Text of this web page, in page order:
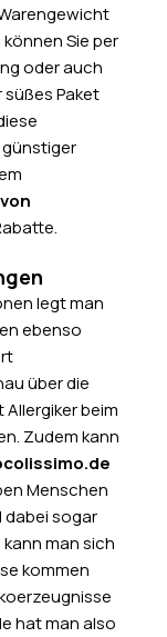
Sie per
oder auch
süßes Paket
legt man
ebenso
über die
beim
Zudem kann
Menschen
dabei sogar
man sich
kommen
hat man also